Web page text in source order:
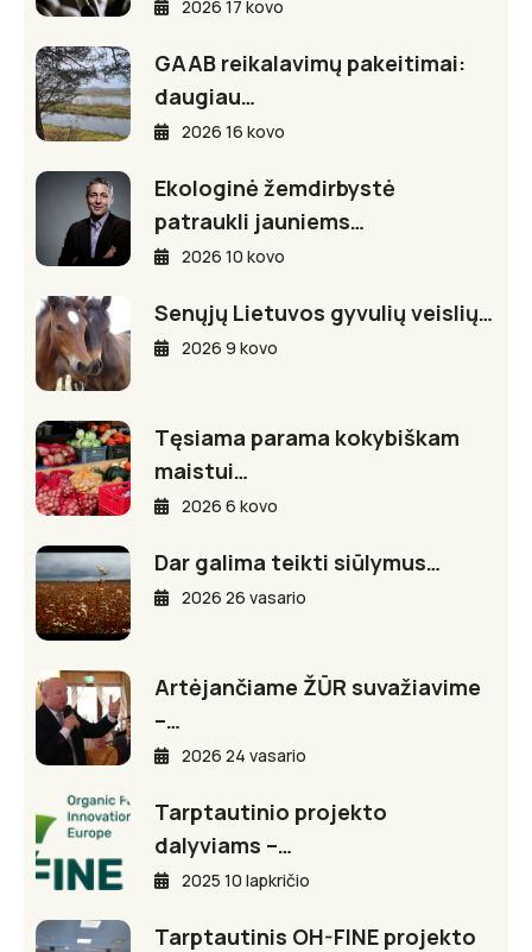
2026 17 kovo
GAAB reikalavimų pakeitimai:
daugiau…
2026 16 kovo
Ekologinė žemdirbystė
patraukli jauniems…
2026 10 kovo
Senųjų Lietuvos gyvulių veislių…
2026 9 kovo
Tęsiama parama kokybiškam
maistui…
2026 6 kovo
Dar galima teikti siūlymus…
2026 26 vasario
Artėjančiame ŽŪR suvažiavime
–…
2026 24 vasario
Tarptautinio projekto
dalyviams –…
2025 10 lapkričio
Tarptautinis OH-FINE projekto